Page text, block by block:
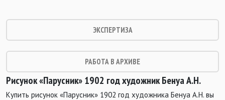
ЭКСПЕРТИЗА
РАБОТА В АРХИВЕ
Рисунок «Парусник» 1902 год художник Бенуа А.Н.
Купить рисунок «Парусник» 1902 год художника Бенуа А.Н. вы